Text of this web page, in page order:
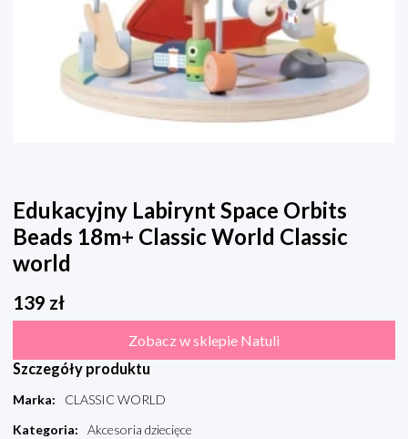
Edukacyjny Labirynt Space Orbits
Beads 18m+ Classic World Classic
world
139 zł
Zobacz w sklepie Natuli
Szczegóły produktu
Marka:
CLASSIC WORLD
Kategoria:
Akcesoria dziecięce